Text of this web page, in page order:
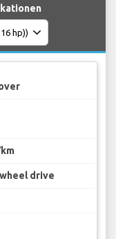
drive